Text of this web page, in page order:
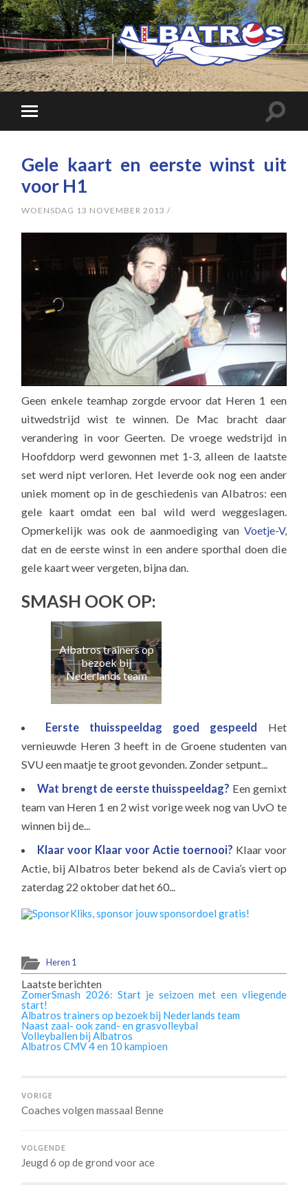
Gele kaart en eerste winst uit
voor H1
WOENSDAG 13 NOVEMBER 2013 /
Geen enkele teamhap zorgde ervoor dat Heren 1 een
uitwedstrijd wist te winnen. De Mac bracht daar
verandering in voor Geerten. De vroege wedstrijd in
Hoofddorp werd gewonnen met 1-3, alleen de laatste
set werd nipt verloren. Het leverde ook nog een ander
uniek moment op in de geschiedenis van Albatros: een
gele kaart omdat een bal wild werd weggeslagen.
Opmerkelijk was ook de aanmoediging van Voetje-V,
dat en de eerste winst in een andere sporthal doen die
gele kaart weer vergeten, bijna dan.
SMASH OOK OP:
Albatros trainers op
bezoek bij
Nederlands team
Eerste thuisspeeldag goed gespeeld Het
vernieuwde Heren 3 heeft in de Groene studenten van
SVU een maatje te groot gevonden. Zonder setpunt...
Wat brengt de eerste thuisspeeldag? Een gemixt
team van Heren 1 en 2 wist vorige week nog van UvO te
winnen bij de...
Klaar voor Klaar voor Actie toernooi? Klaar voor
Actie, bij Albatros beter bekend als de Cavia’s viert op
zaterdag 22 oktober dat het 60...
Heren 1
Laatste berichten
ZomerSmash 2026: Start je seizoen met een vliegende
start!
Albatros trainers op bezoek bij Nederlands team
Naast zaal- ook zand- en grasvolleybal
Volleyballen bij Albatros
Albatros CMV 4 en 10 kampioen
VORIGE
Coaches volgen massaal Benne
VOLGENDE
Jeugd 6 op de grond voor ace